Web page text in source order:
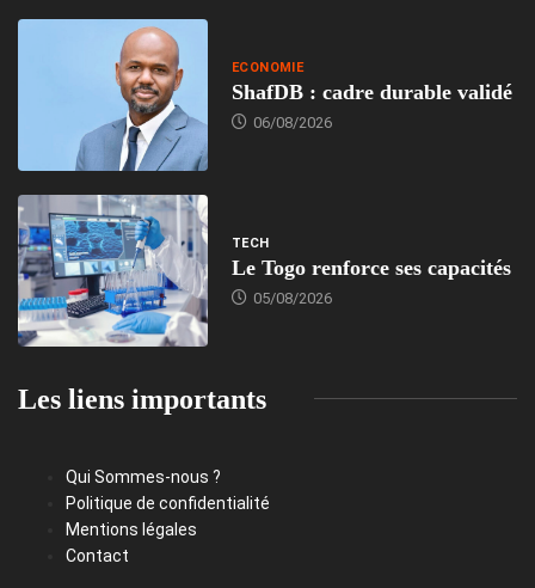
ECONOMIE
ShafDB : cadre durable validé
06/08/2026
TECH
Le Togo renforce ses capacités
05/08/2026
Les liens importants
Qui Sommes-nous ?
Politique de confidentialité
Mentions légales
Contact